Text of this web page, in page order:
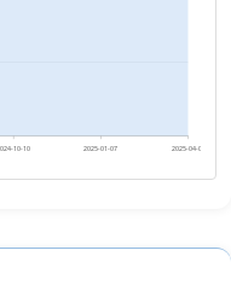
10-10 2025-01-07 2025-04-06